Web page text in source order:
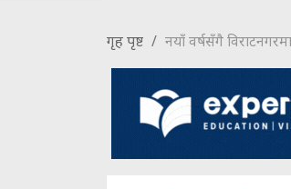
गृह पृष्ट नयाँ वर्षसँगै